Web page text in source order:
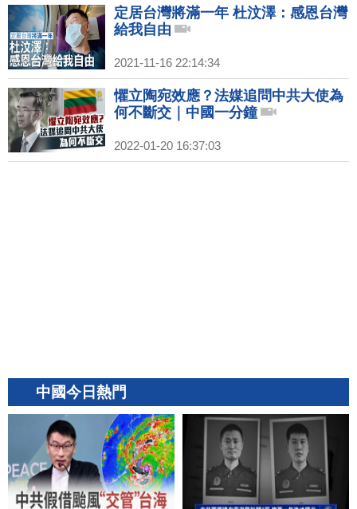
定居台灣將滿一年 杜汶澤：感恩台灣
給我自由
2021-11-16 22:14:34
懼立陶宛效應？法媒追問中共大使為
何不斷交｜中國一分鐘
2022-01-20 16:37:03
中國今日熱門